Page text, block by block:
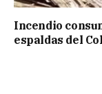
Incendio
espaldas del